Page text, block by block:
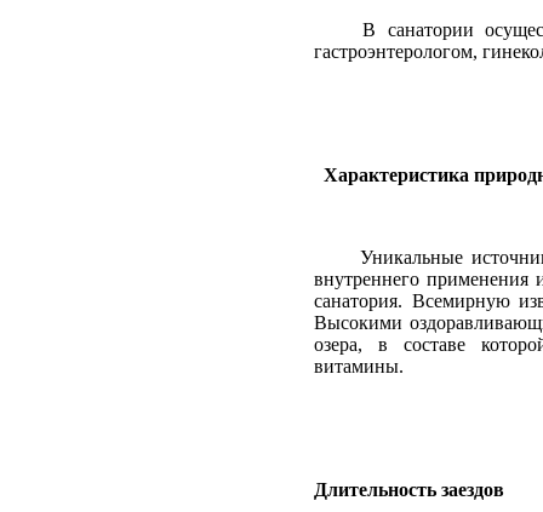
В санатории
гастроэнтерологом,
Характеристика
Уникальные
внутреннего применения
санатория. Всемирную
Высокими
озера, в составе
витамины.
Длительность заездов